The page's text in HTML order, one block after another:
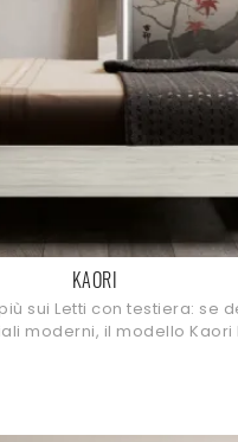
KAORI
sui Letti con testiera: se
moderni, il modello Kaori